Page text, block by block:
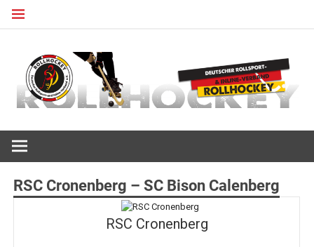
Zum
RSC Cronenberg – SC Bison Calenberg
RSC Cronenberg